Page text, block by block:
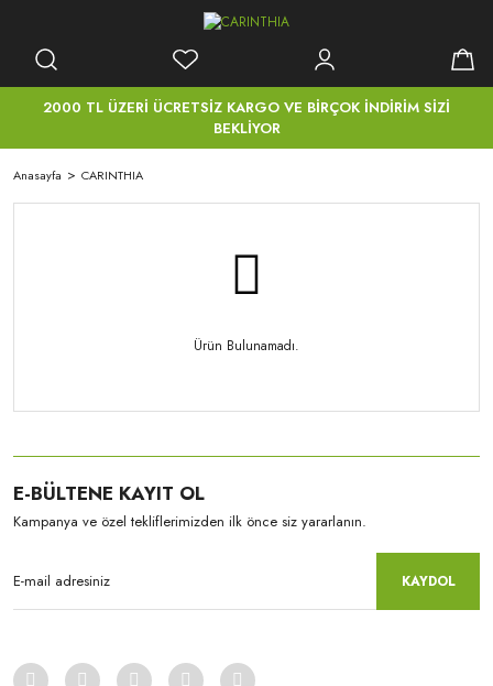
2000 TL ÜZERİ ÜCRETSİZ KARGO VE BİRÇOK İNDİRİM SİZİ
BEKLİYOR
Anasayfa CARINTHIA
Ürün Bulunamadı.
E-BÜLTENE KAYIT OL
Kampanya ve özel tekliflerimizden ilk önce siz yararlanın.
KAYDOL